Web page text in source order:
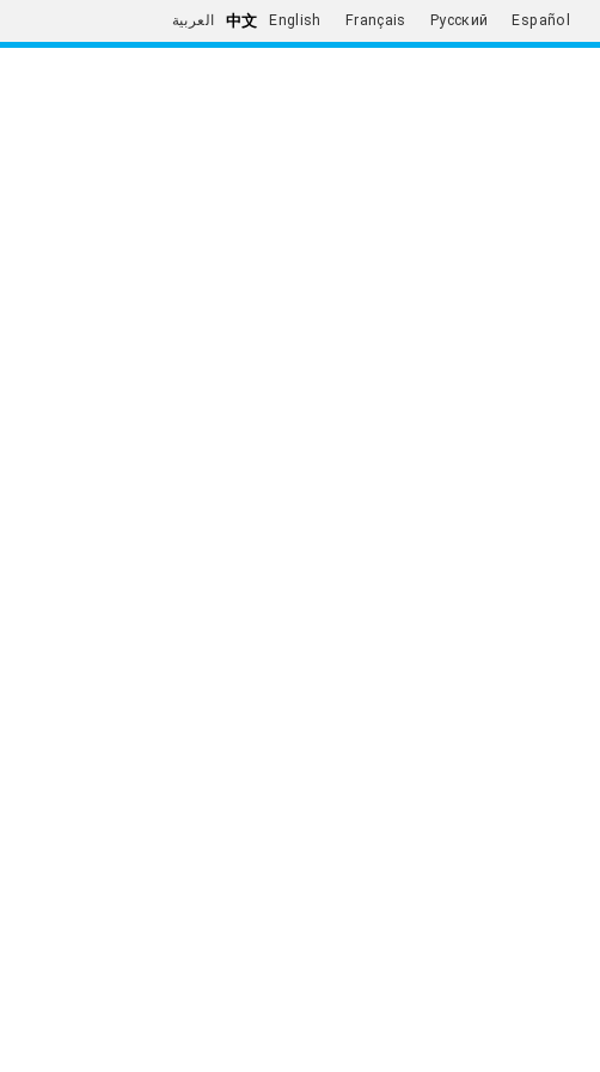
العربية 中文 English Français Русский Español